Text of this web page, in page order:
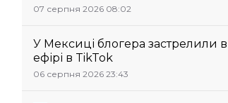
07 серпня 2026 08:02
У Мексиці блогера застрелили
ефірі в TikTok
06 серпня 2026 23:43